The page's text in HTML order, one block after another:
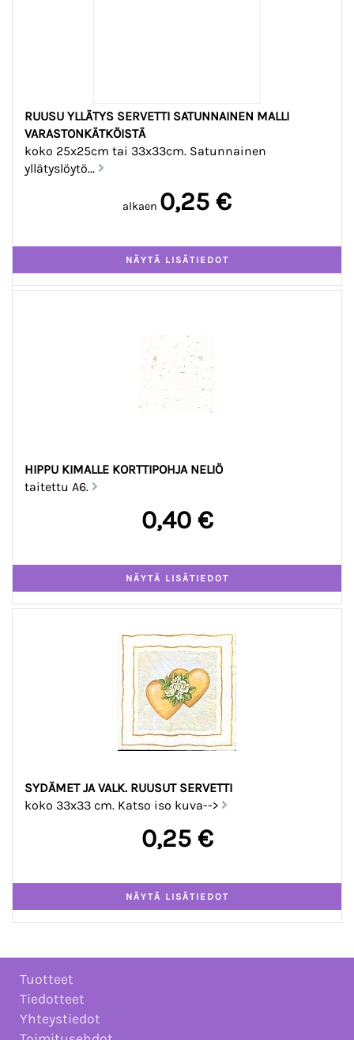
RUUSU YLLÄTYS SERVETTI SATUNNAINEN MALLI
VARASTONKÄTKÖISTÄ
koko 25x25cm tai 33x33cm. Satunnainen
yllätyslöytö...
alkaen 0,25 €
HIPPU KIMALLE KORTTIPOHJA NELIÖ
taitettu A6.
0,40 €
SYDÄMET JA VALK. RUUSUT SERVETTI
koko 33x33 cm. Katso iso kuva-->
0,25 €
Tuotteet
Tiedotteet
Yhteystiedot